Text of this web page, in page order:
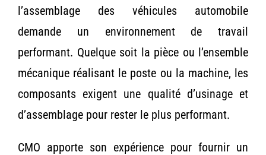
l’assemblage des véhicules automobile
demande un environnement de travail
performant. Quelque soit la pièce ou l’ensemble
mécanique réalisant le poste ou la machine, les
composants exigent une qualité d’usinage et
d’assemblage pour rester le plus performant.
CMO apporte son expérience pour fournir un